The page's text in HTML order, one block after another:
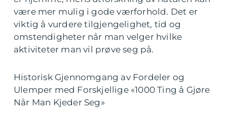
være mer mulig i gode værforhold. Det er
viktig å vurdere tilgjengelighet, tid og
omstendigheter når man velger hvilke
aktiviteter man vil prøve seg på.
Historisk Gjennomgang av Fordeler og
Ulemper med Forskjellige «1000 Ting å Gjøre
Når Man Kjeder Seg»